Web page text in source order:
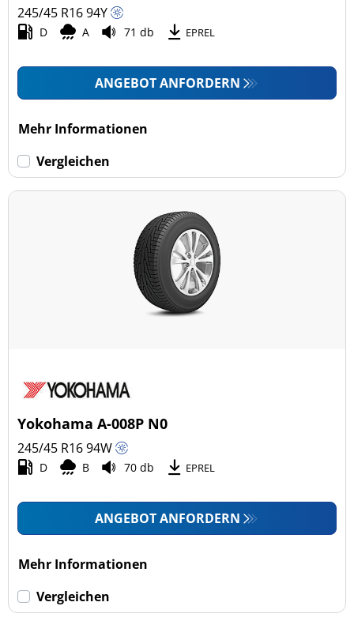
245/45 R1694Y
D A 71 db EPREL
ANGEBOT ANFORDERN
Mehr Informationen
Vergleichen
Yokohama A-008P N0
245/45 R1694W
D B 70 db EPREL
ANGEBOT ANFORDERN
Mehr Informationen
Vergleichen